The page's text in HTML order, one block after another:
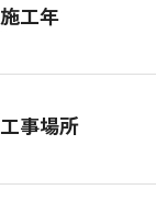
施工年
工事場所